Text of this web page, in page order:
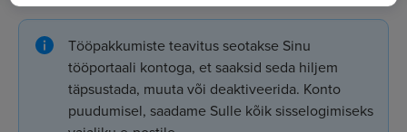
Tööpakkumiste teavitus seotakse Sinu
tööportaali kontoga, et saaksid seda hiljem
täpsustada, muuta või deaktiveerida. Konto
puudumisel, saadame Sulle kõik sisselogimiseks